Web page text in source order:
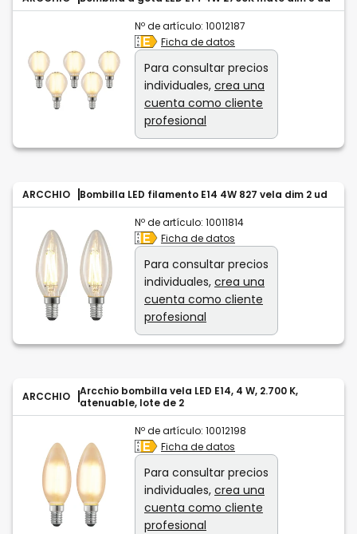
Nº de artículo: 10012187
Ficha de datos
Para consultar precios
individuales, crea una
cuenta como cliente
profesional
ARCCHIO Bombilla LED filamento E14 4W 827 vela dim 2 ud
Nº de artículo: 10011814
Ficha de datos
Para consultar precios
individuales, crea una
cuenta como cliente
profesional
ARCCHIO
Arcchio bombilla vela LED E14, 4 W, 2.700 K,
atenuable, lote de 2
Nº de artículo: 10012198
Ficha de datos
Para consultar precios
individuales, crea una
cuenta como cliente
profesional